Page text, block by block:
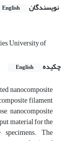
نویسندگان English
University of
چکیده
English
nanocomposite
filament
nanocomposite
material for the
The